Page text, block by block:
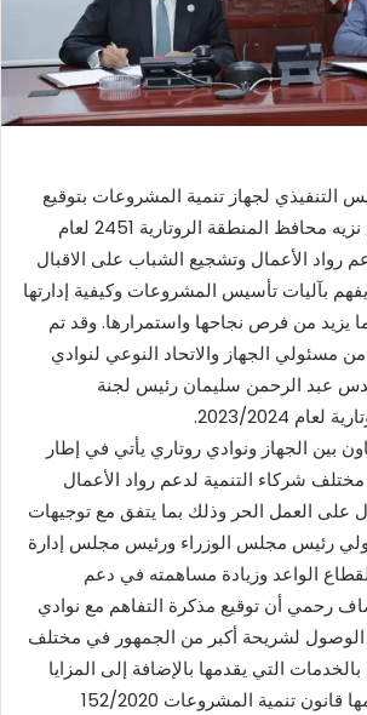
التنفيذي لجهاز تنمية المشروعات بتوقيع
مذكرة تفاهم مع أيمن نزيه محافظ المنطقة الروتارية 2451 لعام
بهدف دعم رواد الأعمال وتشجيع الشباب على الاقبال
بآليات تأسيس المشروعات وكيفية إدارتها
من فرص نجاحها واستمرارها. وقد تم
مسئولي الجهاز والاتحاد النوعي لنوادي
عبد الرحمن سليمان رئيس لجنة
2023/2024.
بين الجهاز ونوادي روتاري يأتي في إطار
شركاء التنمية لدعم رواد الأعمال
على العمل الحر وذلك بما يتفق مع توجيهات
رئيس مجلس الوزراء ورئيس مجلس إدارة
الواعد وزيادة مساهمته في دعم
رحمي أن توقيع مذكرة التفاهم مع نوادي
الوصول لشريحة أكبر من الجمهور في مختلف
التي يقدمها بالإضافة إلى المزايا
والتيسيرات التي يقدمها قانون تنمية المشروعات 152/2020